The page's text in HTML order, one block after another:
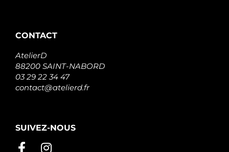
CONTACT
AtelierD
88200 SAINT-NABORD
03 29 22 34 47
contact@atelierd.fr
SUIVEZ-NOUS